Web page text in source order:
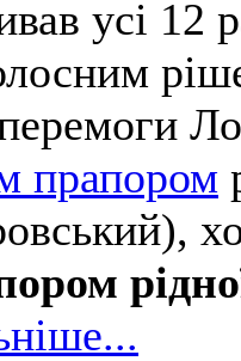
усі 12
прапором